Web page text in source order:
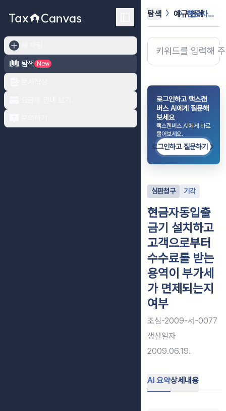
탐색
New
탐색 예규·판례 현금자동입출금기 설치하고 고객으로부터...
로그인하고 택스캔
버스 AI에게 질문해
보세요
택스캔버스 AI에게 바로
물어보세요.
로그인하고 질문하기
심판청구 기각
현금자동입출
금기 설치하고
고객으로부터
수수료를 받는
용역이 부가세
가 면제되는지
여부
조심-2009-서-0077
생산일자
2009.06.19.
AI 요약상세내용